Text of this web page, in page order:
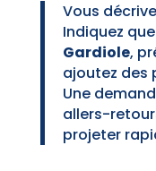
Vous
Indiquez
Gardiole,
ajoutez des
Une
allers-
projeter